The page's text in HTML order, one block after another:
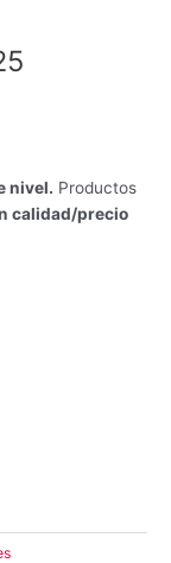
nivel. Productos
calidad/precio